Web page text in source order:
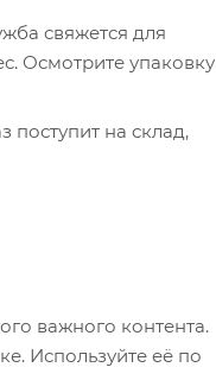
свяжется для
Осмотрите упаковку
поступит на склад,
извещение о
10 позиций и его
важного контента.
Используйте её по